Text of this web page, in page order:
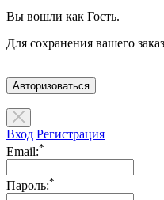
Вы вошли как Гость.
Для сохранения вашего
Авторизоваться
Вход Регистрация
Email:*
Пароль:*